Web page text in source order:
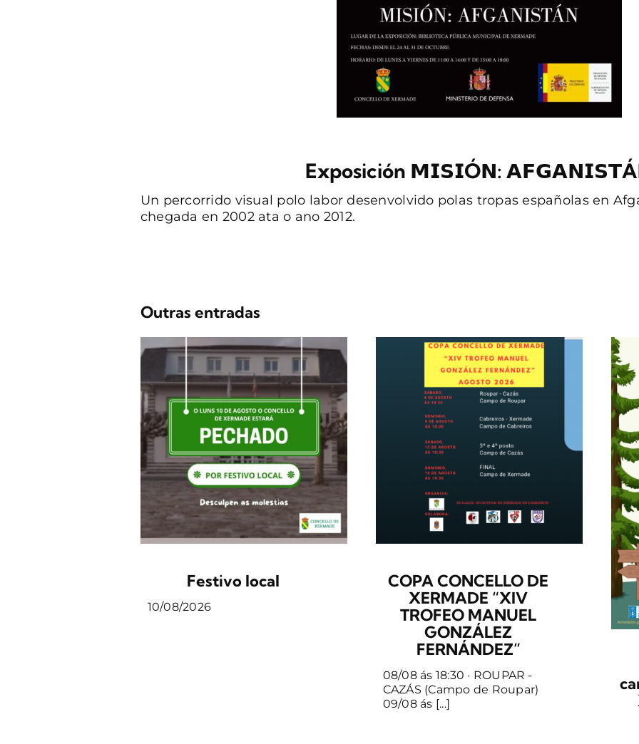
Exposición 𝗠𝗜𝗦𝗜Ó𝗡:
Un percorrido visual polo labor desenvolvido polas tropas españolas en
chegada en 2002 ata o ano 2012.
Outras entradas
Festivo local
10/08/2026
COPA CONCELLO DE
XERMADE “XIV
TROFEO MANUEL
GONZÁLEZ
FERNÁNDEZ”
08/08 ás 18:30 · ROUPAR -
CAZÁS (Campo de Roupar)
09/08 ás [...]